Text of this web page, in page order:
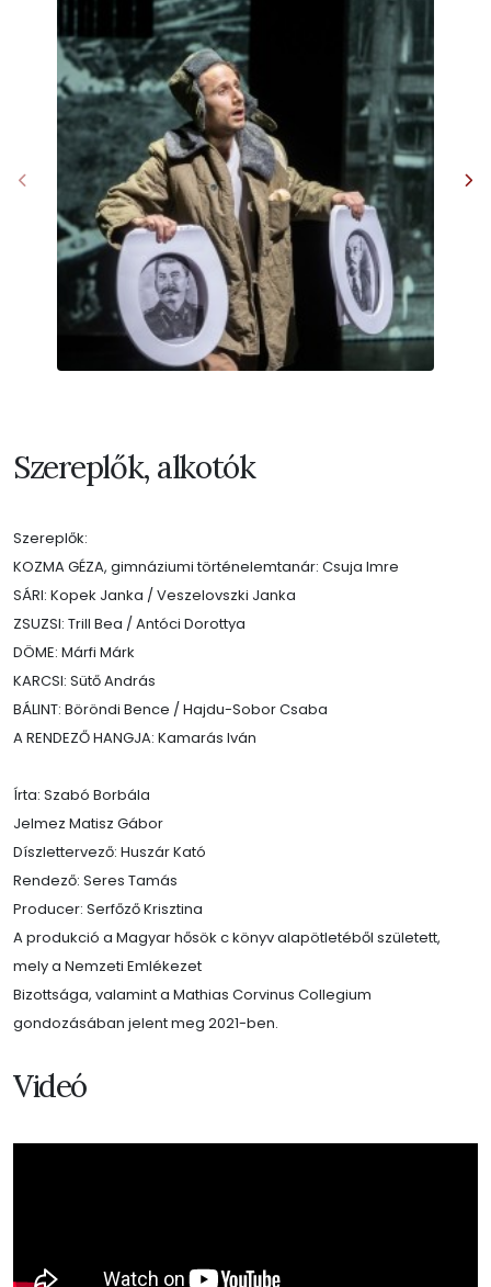
Szereplők, alkotók
Szereplők:
KOZMA GÉZA, gimnáziumi történelemtanár: Csuja Imre
SÁRI: Kopek Janka / Veszelovszki Janka
ZSUZSI: Trill Bea / Antóci Dorottya
DÖME: Márfi Márk
KARCSI: Sütő András
BÁLINT: Böröndi Bence / Hajdu-Sobor Csaba
A RENDEZŐ HANGJA: Kamarás Iván
Írta: Szabó Borbála
Jelmez Matisz Gábor
Díszlettervező: Huszár Kató
Rendező: Seres Tamás
Producer: Serfőző Krisztina
A produkció a Magyar hősök c könyv alapötletéből született,
mely a Nemzeti Emlékezet
Bizottsága, valamint a Mathias Corvinus Collegium
gondozásában jelent meg 2021-ben.
Videó